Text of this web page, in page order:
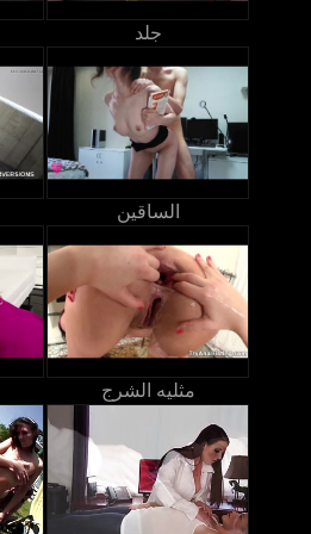
جلد
الساقين
مثليه الشرج